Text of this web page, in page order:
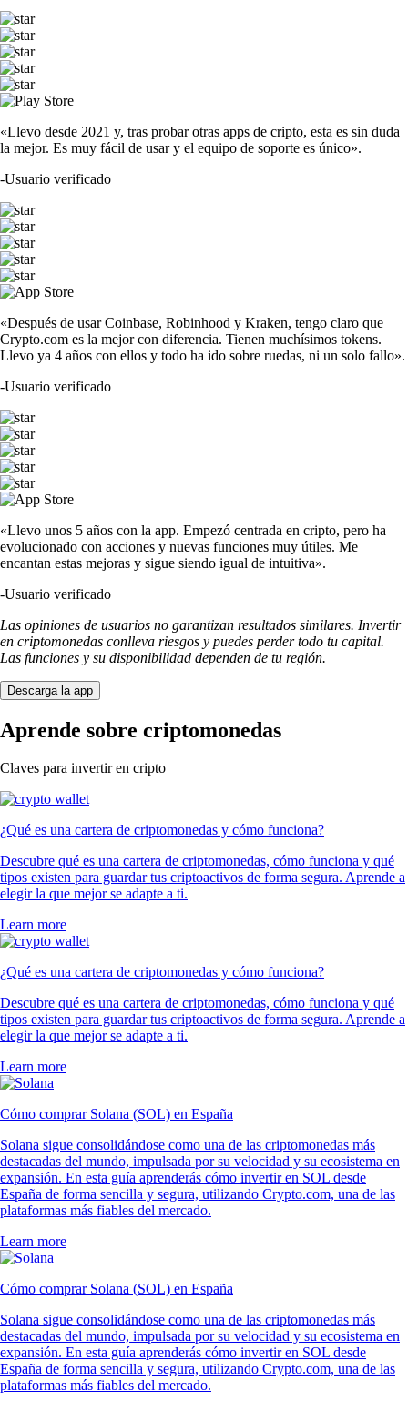
«Llevo desde 2021 y, tras probar otras apps de cripto, esta es sin duda
la mejor. Es muy fácil de usar y el equipo de soporte es único».
-Usuario verificado
«Después de usar Coinbase, Robinhood y Kraken, tengo claro que
Crypto.com es la mejor con diferencia. Tienen muchísimos tokens.
Llevo ya 4 años con ellos y todo ha ido sobre ruedas, ni un solo fallo».
-Usuario verificado
«Llevo unos 5 años con la app. Empezó centrada en cripto, pero ha
evolucionado con acciones y nuevas funciones muy útiles. Me
encantan estas mejoras y sigue siendo igual de intuitiva».
-Usuario verificado
Las opiniones de usuarios no garantizan resultados similares. Invertir
en criptomonedas conlleva riesgos y puedes perder todo tu capital.
Las funciones y su disponibilidad dependen de tu región.
Descarga la app
Aprende sobre criptomonedas
Claves para invertir en cripto
¿Qué es una cartera de criptomonedas y cómo funciona?
Descubre qué es una cartera de criptomonedas, cómo funciona y qué
tipos existen para guardar tus criptoactivos de forma segura. Aprende a
elegir la que mejor se adapte a ti.
Learn more
¿Qué es una cartera de criptomonedas y cómo funciona?
Descubre qué es una cartera de criptomonedas, cómo funciona y qué
tipos existen para guardar tus criptoactivos de forma segura. Aprende a
elegir la que mejor se adapte a ti.
Learn more
Cómo comprar Solana (SOL) en España
Solana sigue consolidándose como una de las criptomonedas más
destacadas del mundo, impulsada por su velocidad y su ecosistema en
expansión. En esta guía aprenderás cómo invertir en SOL desde
España de forma sencilla y segura, utilizando Crypto.com, una de las
plataformas más fiables del mercado.
Learn more
Cómo comprar Solana (SOL) en España
Solana sigue consolidándose como una de las criptomonedas más
destacadas del mundo, impulsada por su velocidad y su ecosistema en
expansión. En esta guía aprenderás cómo invertir en SOL desde
España de forma sencilla y segura, utilizando Crypto.com, una de las
plataformas más fiables del mercado.